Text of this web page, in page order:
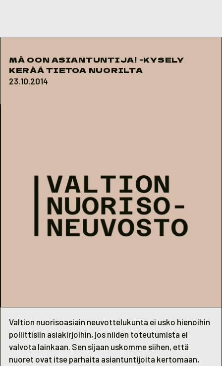
MÄ OON ASIANTUNTIJA! -KYSELY
KERÄÄ TIETOA NUORILTA
23.10.2014
Valtion nuorisoasiain neuvottelukunta ei usko hienoihin
poliittisiin asiakirjoihin, jos niiden toteutumista ei
valvota lainkaan. Sen sijaan uskomme siihen, että
nuoret ovat itse parhaita asiantuntijoita kertomaan,